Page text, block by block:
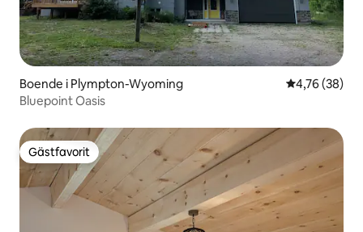
Boende i Plympton-Wyoming 4,76 av 5 i
4,76 (38)
Bluepoint Oasis
Gästfavorit
Gästfavorit